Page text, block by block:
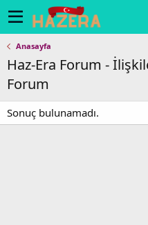
Anasayfa
Haz-Era Forum -
Forum
Sonuç bulunamadı.